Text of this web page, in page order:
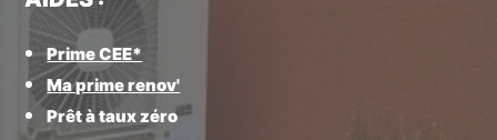
Prime CEE*
Ma prime renov'
Prêt à taux zéro